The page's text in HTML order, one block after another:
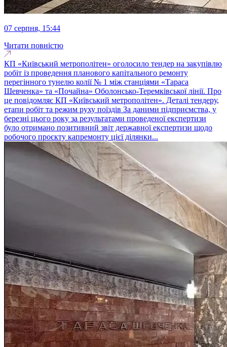
07 серпня, 15:44
Читати повністю
КП «Київський метрополітен» оголосило тендер на закупівлю
робіт із проведення планового капітального ремонту
перегінного тунелю колії № 1 між станціями «Тараса
Шевченка» та «Почайна» Оболонсько-Теремківської лінії. Про
це повідомляє КП «Київський метрополітен». Деталі тендеру,
етапи робіт та режим руху поїздів За даними підприємства, у
березні цього року за результатами проведеної експертизи
було отримано позитивний звіт державної експертизи щодо
робочого проєкту капремонту цієї ділянки...